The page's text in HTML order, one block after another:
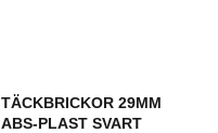
TÄCKBRICKOR 29MM
ABS-PLAST SVART